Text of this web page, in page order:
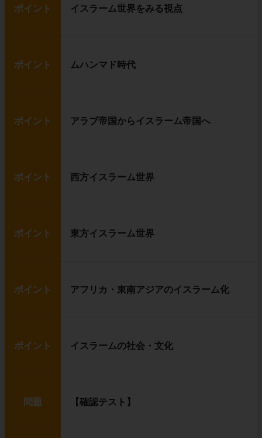
ポイント イスラーム世界をみる視点
ポイント ムハンマド時代
ポイント アラブ帝国からイスラーム帝国へ
ポイント 西方イスラーム世界
ポイント 東方イスラーム世界
ポイント アフリカ・東南アジアのイスラーム化
ポイント イスラームの社会・文化
問題 【確認テスト】